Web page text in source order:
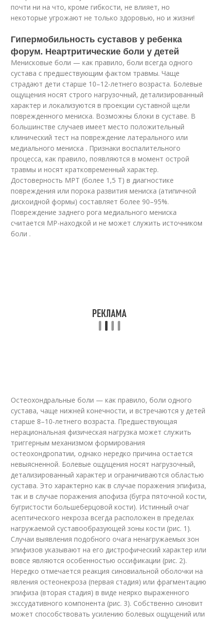
почти ни на что, кроме гибкости, не влияет, но
некоторые угрожают не только здоровью, но и жизни!
Гипермобильность суставов у ребенка
форум. Неартритические боли у детей
Менисковые боли — как правило, боли всегда одного
сустава с предшествующим фактом травмы. Чаще
страдают дети старше 10–12-летнего возраста. Болевые
ощущения носят строго нагрузочный, детализированный
характер и локализуются в проекции суставной щели
поврежденного мениска. Возможны блоки в суставе. В
большинстве случаев имеет место положительный
клинический тест на повреждение латерального или
медиального мениска . Признаки воспалительного
процесса, как правило, появляются в момент острой
травмы и носят кратковременный характер.
Достоверность МРТ (более 1,5 Т) в диагностике
повреждения или порока развития мениска (атипичной
дискоидной формы) составляет более 90–95%.
Повреждение заднего рога медиального мениска
считается МР-находкой и не может служить источником
боли .
Остеохондральные боли — как правило, боли одного
сустава, чаще нижней конечности, и встречаются у детей
старше 8–10-летнего возраста. Предшествующая
нерациональная физическая нагрузка может служить
триггерным механизмом формирования
остеохондропатии, однако нередко причина остается
невыясненной. Болевые ощущения носят нагрузочный,
детализированный характер и ограничиваются областью
сустава. Это характерно как в случае поражения эпифиза,
так и в случае поражения апофиза (бугра пяточной кости,
бугристости большеберцовой кости). Истинный очаг
асептического некроза всегда расположен в пределах
нагружаемой суставообразующей зоны кости (рис. 1).
Случаи выявления подобного очага ненагружаемых зон
эпифизов указывают на его дистрофический характер или
вовсе являются особенностью оссификации (рис. 2).
Нередко отмечается реакция синовиальной оболочки на
явления остеонекроза (первая стадия) или фрагментацию
эпифиза (вторая стадия) в виде неярко выраженного
экссудативного компонента (рис. 3). Собственно синовит
может способствовать усилению болевых ощущений или